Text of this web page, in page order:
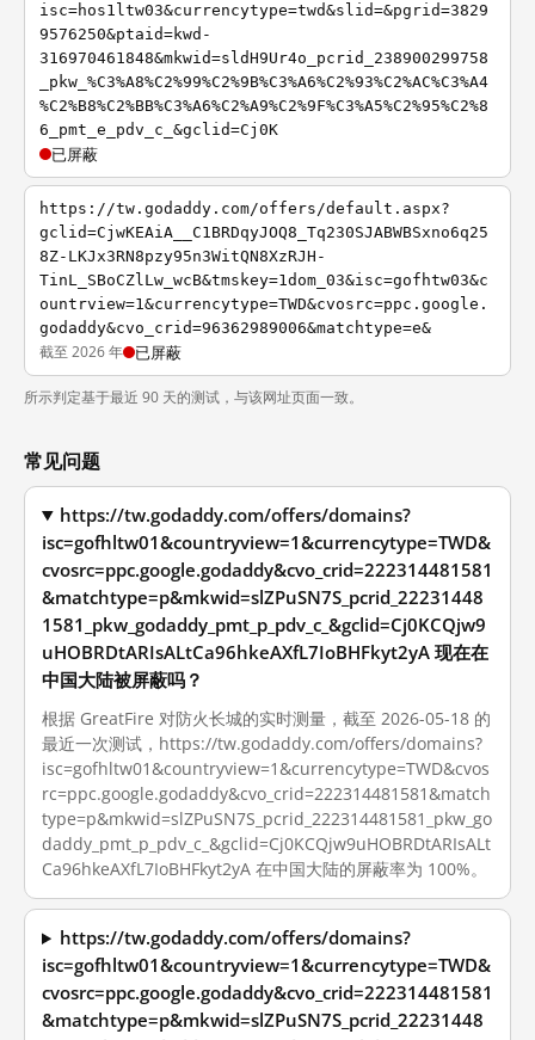
isc=hos1ltw03&currencytype=twd&slid=&pgrid=3829
9576250&ptaid=kwd-
316970461848&mkwid=sldH9Ur4o_pcrid_238900299758
_pkw_%C3%A8%C2%99%C2%9B%C3%A6%C2%93%C2%AC%C3%A4
%C2%B8%C2%BB%C3%A6%C2%A9%C2%9F%C3%A5%C2%95%C2%8
6_pmt_e_pdv_c_&gclid=Cj0K
已屏蔽
https://tw.godaddy.com/offers/default.aspx?
gclid=CjwKEAiA__C1BRDqyJOQ8_Tq230SJABWBSxno6q25
8Z-LKJx3RN8pzy95n3WitQN8XzRJH-
TinL_SBoCZlLw_wcB&tmskey=1dom_03&isc=gofhtw03&c
ountrview=1&currencytype=TWD&cvosrc=ppc.google.
godaddy&cvo_crid=96362989006&matchtype=e&
截至 2026 年 已屏蔽
所示判定基于最近 90 天的测试，与该网址页面一致。
常见问题
https://tw.godaddy.com/offers/domains?
isc=gofhltw01&countryview=1&currencytype=TWD&
cvosrc=ppc.google.godaddy&cvo_crid=222314481581
&matchtype=p&mkwid=slZPuSN7S_pcrid_22231448
1581_pkw_godaddy_pmt_p_pdv_c_&gclid=Cj0KCQjw9
uHOBRDtARIsALtCa96hkeAXfL7IoBHFkyt2yA 现在在
中国大陆被屏蔽吗？
根据 GreatFire 对防火长城的实时测量，截至 2026-05-18 的
最近一次测试，https://tw.godaddy.com/offers/domains?
isc=gofhltw01&countryview=1&currencytype=TWD&cvos
rc=ppc.google.godaddy&cvo_crid=222314481581&match
type=p&mkwid=slZPuSN7S_pcrid_222314481581_pkw_go
daddy_pmt_p_pdv_c_&gclid=Cj0KCQjw9uHOBRDtARIsALt
Ca96hkeAXfL7IoBHFkyt2yA 在中国大陆的屏蔽率为 100%。
https://tw.godaddy.com/offers/domains?
isc=gofhltw01&countryview=1&currencytype=TWD&
cvosrc=ppc.google.godaddy&cvo_crid=222314481581
&matchtype=p&mkwid=slZPuSN7S_pcrid_22231448